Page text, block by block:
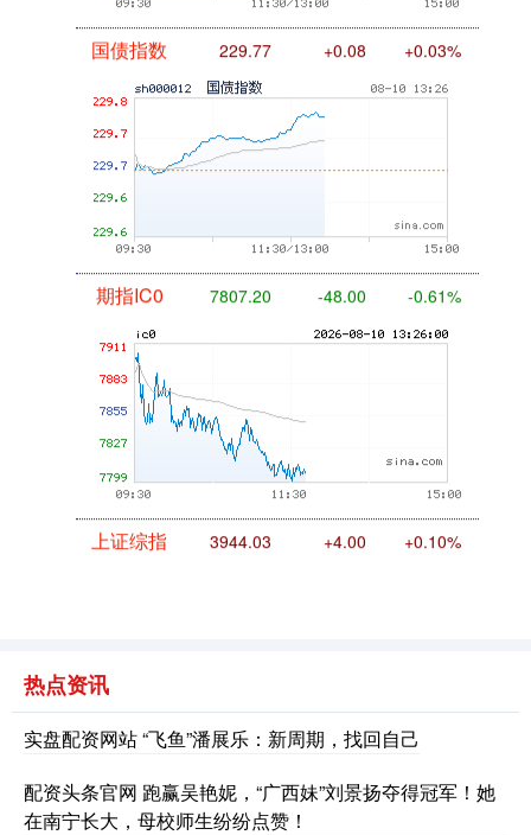
国债指数 229.77 +0.08 +0.03%
期指IC0 7807.00 -48.20 -0.61%
上证综指 3944.03 +4.00 +0.10%
深证成指 14138.16 -172.84 -1.21%
热点资讯
实盘配资网站 “飞鱼”潘展乐：新周期，找回自己
配资头条官网 跑赢吴艳妮，“广西妹”刘景扬夺得冠军！她
在南宁长大，母校师生纷纷点赞！